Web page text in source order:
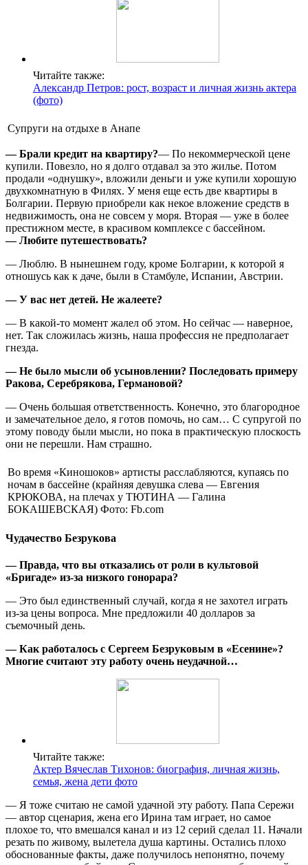
Читайте также:
Александр Петров: рост, возраст и личная жизнь актера
(фото)
Супруги на отдыхе в Анапе
— Брали кредит на квартиру?— По некоммерческой цене
купили. Повезло, но я долго отдавал за это жилье. Потом
продали «однушку», вложили деньги и уже купили хорошую
двухкомнатную в Филях. У меня еще есть две квартиры в
Болгарии. Первую приобрели как некое вложение средств в
недвижимость, она не совсем у моря. Вторая — уже в более
престижном месте, в красивом комплексе с бассейном.
— Любите путешествовать?
— Люблю. В нынешнем году, кроме Болгарии, к которой я
отношусь как к даче, были в Стамбуле, Испании, Австрии.
— У вас нет детей. Не жалеете?
— В какой-то момент жалел об этом. Но сейчас — наверное,
нет. Так сложилась жизнь, наша профессия не предполагает
гнезда.
— Не было мысли об усыновлении? Последовать примеру
Ракова, Серебрякова, Германовой?
— Очень большая ответственность. Конечно, это благородное
и замечательное дело, я готов помочь, но сам… С супругой по
этому поводу были мысли, но пока в практическую плоскость
они не перешли. Нам страшно.
Во время «Киношоков» артисты расслабляются, купаясь по
ночам в бассейне (крайняя девушка слева — Евгения
КРЮКОВА, на плечах у ТЮТИНА — Галина
БОКАШЕВСКАЯ) Фото: Fb.com
Чудачество Безрукова
— Правда, что вы отказались от роли в культовой
«Бригаде» из-за низкого гонорара?
— Это был единственный случай, когда я не захотел играть
из-за цены вопроса. Мне предложили 40 долларов за
съемочный день.
— Как работалось с Сергеем Безруковым в «Есенине»?
Многие считают эту работу очень неудачной…
Читайте также:
Актер Вячеслав Тихонов: биография, личная жизнь,
семья, жена дети фото
— Я тоже считаю не самой удачной эту работу. Папа Сережи
— автор сценария, жена его Ирина там играет, но самое
плохое то, что вмешался канал и из 12 серий сделал 11. Начали
резать по живому, вылетела душа картины. Остались плохо
обоснованные факты, даже получилось непонятно, почему